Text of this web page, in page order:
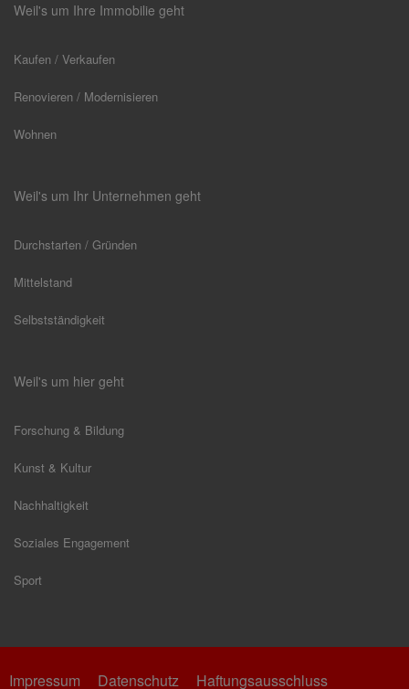
Weil's um Ihre Immobilie geht
Kaufen / Verkaufen
Renovieren / Modernisieren
Wohnen
Weil's um Ihr Unternehmen geht
Durchstarten / Gründen
Mittelstand
Selbstständigkeit
Weil's um hier geht
Forschung & Bildung
Kunst & Kultur
Nachhaltigkeit
Soziales Engagement
Sport
Impressum Datenschutz Haftungsausschluss